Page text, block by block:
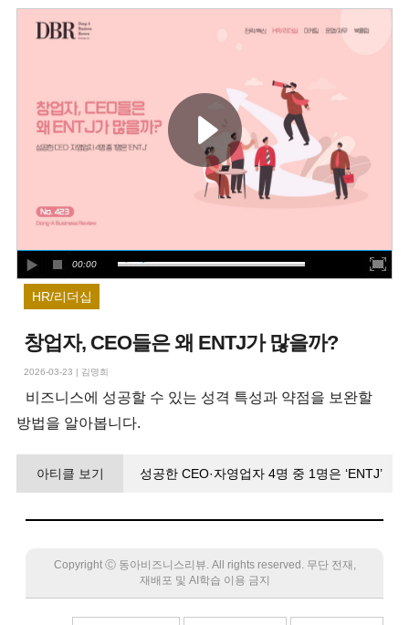
00:00
HR/리더십
창업자, CEO들은 왜 ENTJ가 많을까?
2026-03-23 | 김명희
비즈니스에 성공할 수 있는 성격 특성과 약점을 보완할
방법을 알아봅니다.
아티클 보기 성공한 CEO·자영업자 4명 중 1명은 ‘ENTJ’
Copyright Ⓒ 동아비즈니스리뷰. All rights reserved. 무단 전재,
재배포 및 AI학습 이용 금지